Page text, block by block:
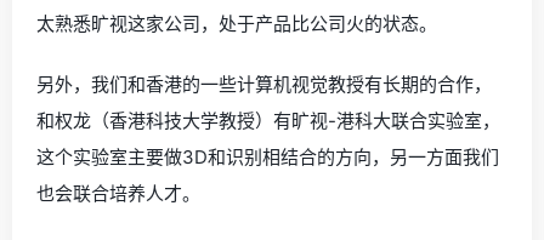
太熟悉旷视这家公司，处于产品比公司火的状态。
另外，我们和香港的一些计算机视觉教授有长期的合作，
和权龙（香港科技大学教授）有旷视-港科大联合实验室，
这个实验室主要做3D和识别相结合的方向，另一方面我们
也会联合培养人才。